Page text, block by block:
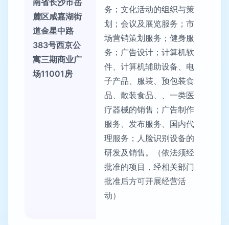
南省长沙市岳
麓区咸嘉湖街
道金星中路
383号西京公
寓三期商业广
场11001房
务；文化活动的组织与策
划；会议及展览服务；市
场营销策划服务；健身服
务；广告设计；计算机软
件、计算机辅助设备、电
子产品、服装、预包装食
品、散装食品、、一类医
疗器械的销售；广告制作
服务、发布服务、国内代
理服务；人脸识别设备的
研发及销售。（依法须经
批准的项目，经相关部门
批准后方可开展经营活
动）